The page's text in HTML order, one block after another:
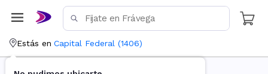
Estás en Capital Federal (1406)